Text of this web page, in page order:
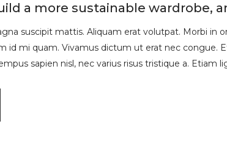
a more sustainable wardrobe,
suscipit mattis. Aliquam erat volutpat. Morbi in
id mi quam. Vivamus dictum ut erat nec congue.
sapien nisl, nec varius risus tristique a. Etiam